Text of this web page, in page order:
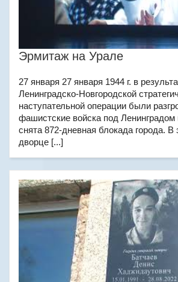
Эрмитаж на Урале
27 января 27 января 1944 г. в
Ленинградско-Новгородской
наступательной операции были
фашистские войска под Ленинградом
снята 872-дневная блокада города. В
дворце [...]